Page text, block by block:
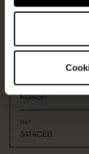
Type
Maison
Ref
3414CEB